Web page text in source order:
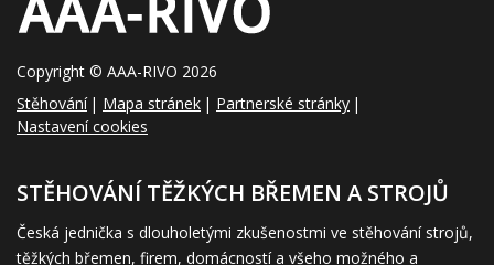
Copyright © AAA-RIVO 2026
Stěhování
Mapa stránek
Partnerské stránky
Nastavení cookies
STĚHOVÁNÍ TĚŽKÝCH BŘEMEN A STROJŮ
Česká jednička s dlouholetými zkušenostmi ve stěhování strojů,
těžkých břemen, firem, domácností a všeho možného a